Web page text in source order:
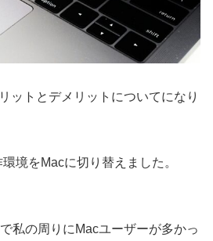
ットとデメリットについてになり
境をMacに切り替えました。
私の周りにMacユーザーが多かっ